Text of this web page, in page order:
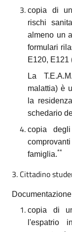
copia di
rischi
almeno un
formulari
E120, E121
La
malattia) è
la
schedario
copia
famiglia.**
3. Cittadino
copia di
l'espatrio